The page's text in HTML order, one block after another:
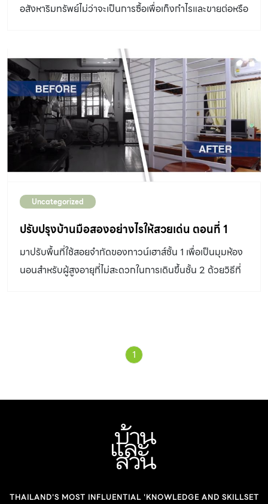
อสังหาริมทรัพย์ไม่ว่าจะเป็นการซื้อเพื่อเก็งกำไรและขายต่อหรือ
Uncategorized
ปรับปรุงบ้านมือสองอย่างไรให้สวยเด่น ตอนที่ 1
มาปรับพื้นที่ใช้สอยจำกัดของทาวน์เฮาส์ชั้น 1 เพื่อเป็นมุมห้อง
นอนสำหรับผู้สูงอายุที่ไม่สะดวกในการเดินขึ้นชั้น 2 ด้วยวิธีที่
1
THAILAND'S MOST INFLUENTIAL 'KNOWLEDGE AND SKILLSET